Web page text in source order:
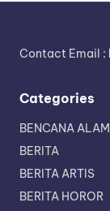
Contact Email :
Categories
BENCANA ALAM
BERITA
BERITA ARTIS
BERITA HOROR